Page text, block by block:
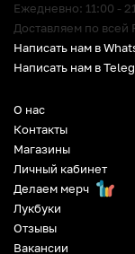
О нас
Контакты
Магазины
Личный кабинет
Делаем мерч
Лукбуки
Отзывы
Вакансии
Ежедневно: 11:00 -
Доставляем по всей
Написать нам в
Написать нам в